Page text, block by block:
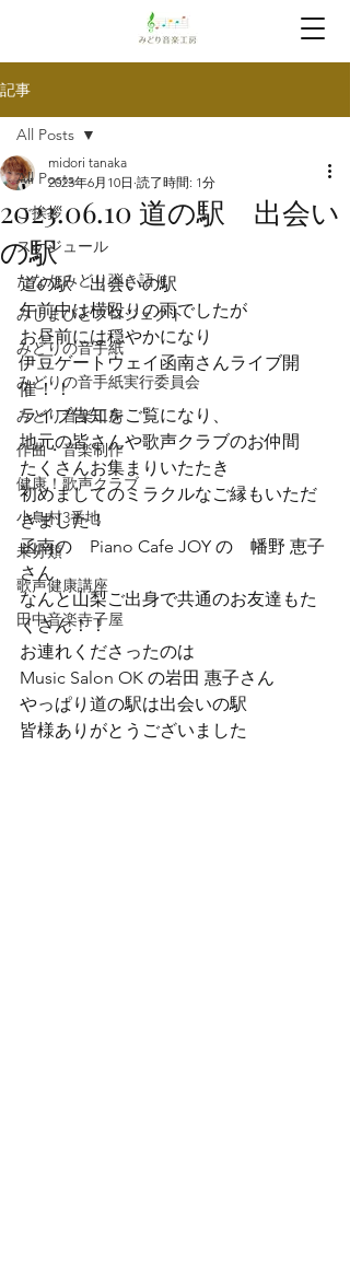
記事
All Posts
ご挨拶
スケジュール
たなかみどり弾き語り
みしまびとプロジェクト
みどりの音手紙
みどりの音手紙実行委員会
みどり音楽工房
作曲・音楽制作
健康！歌声クラブ
小鳥村3番地
未分類
歌声健康講座
田中音楽寺子屋
All Posts
2023.06.10 道の駅 出会い
の駅
midori tanaka
2023年6月10日 読了時間: 1分
道の駅　出会いの駅
午前中は横殴りの雨でしたが
お昼前には穏やかになり
伊豆ゲートウェイ函南さんライブ開
催！！
ライブ告知をご覧になり、
地元の皆さんや歌声クラブのお仲間
たくさんお集まりいたたき
初めましてのミラクルなご縁もいただ
きました！
函南の　Piano Cafe JOY の　幡野 恵子
さん
なんと山梨ご出身で共通のお友達もた
くさん！！
お連れくださったのは
Music Salon OK の岩田 惠子さん
やっぱり道の駅は出会いの駅️
皆様ありがとうございました